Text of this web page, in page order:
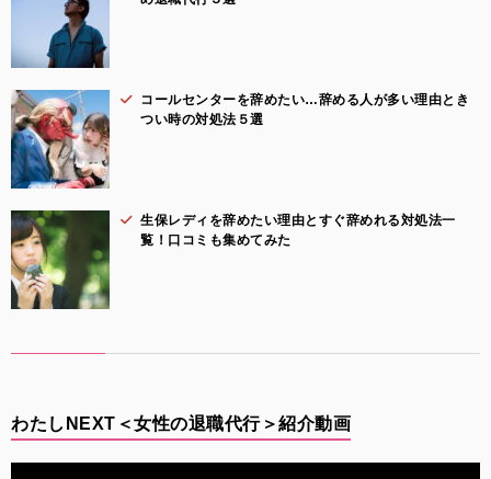
コールセンターを辞めたい…辞める人が多い理由とき
つい時の対処法５選
生保レディを辞めたい理由とすぐ辞めれる対処法一
覧！口コミも集めてみた
わたしNEXT＜女性の退職代行＞紹介動画